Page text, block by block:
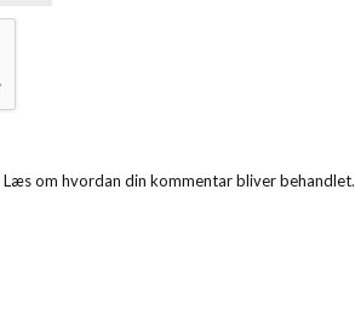
Læs om hvordan din kommentar bliver behandlet.